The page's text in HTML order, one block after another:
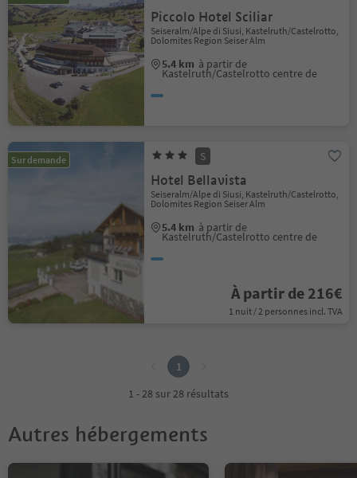
Piccolo Hotel Sciliar
Seiseralm/Alpe di Siusi, Kastelruth/Castelrotto,
Dolomites Region Seiser Alm
5.4 km à partir de
Kastelruth/Castelrotto centre de
Sur demande S
Hotel Bellavista
Seiseralm/Alpe di Siusi, Kastelruth/Castelrotto,
Dolomites Region Seiser Alm
5.4 km à partir de
Kastelruth/Castelrotto centre de
À partir de 216€
1 nuit / 2 personnes incl. TVA
1
1 - 28 sur 28 résultats
Autres hébergements